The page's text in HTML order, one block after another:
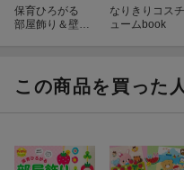
保育ひろがる
部屋飾り＆壁面
なりきりコスチ
ュームbook
この商品を買った